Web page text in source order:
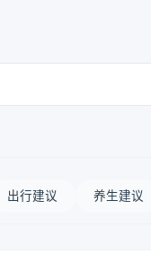
出行建议 养生建议